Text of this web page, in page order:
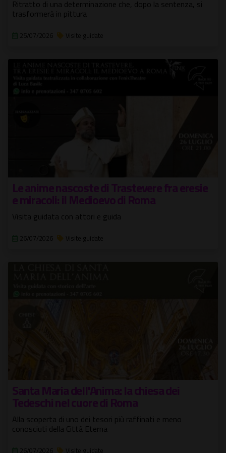
Ritratto di una determinazione che, dopo la sentenza, si
trasformerà in pittura
25/07/2026 Visite guidate
Le anime nascoste di Trastevere fra eresie
e miracoli: il Medioevo di Roma
Visita guidata con attori e guida
26/07/2026 Visite guidate
Santa Maria dell'Anima: la chiesa dei
Tedeschi nel cuore di Roma
Alla scoperta di uno dei tesori più raffinati e meno
conosciuti della Città Eterna
26/07/2026 Visite guidate